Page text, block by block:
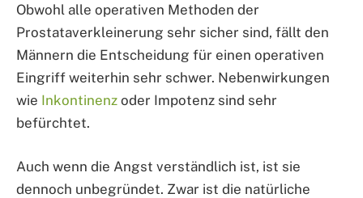
Obwohl alle operativen Methoden der
Prostataverkleinerung sehr sicher sind, fällt den
Männern die Entscheidung für einen operativen
Eingriff weiterhin sehr schwer. Nebenwirkungen
wie Inkontinenz oder Impotenz sind sehr
befürchtet.
Auch wenn die Angst verständlich ist, ist sie
dennoch unbegründet. Zwar ist die natürliche